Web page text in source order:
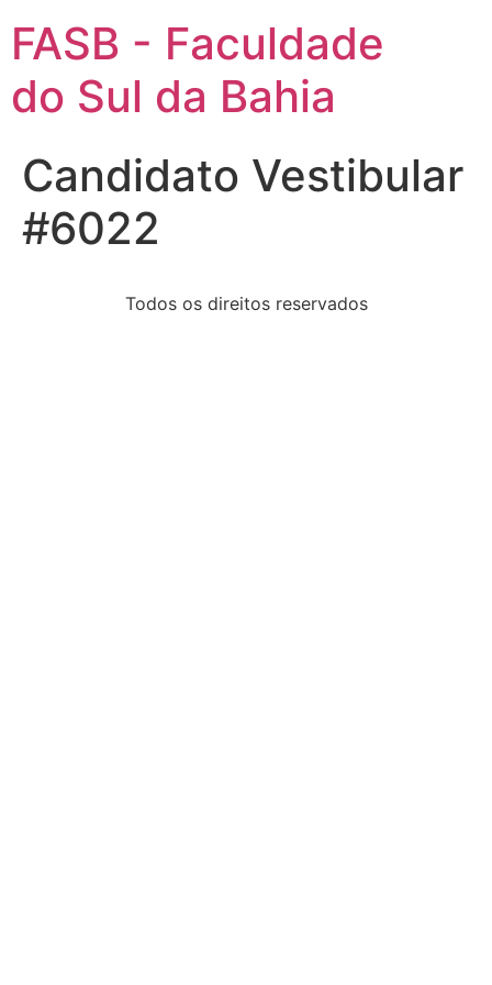
FASB - Faculdade
do Sul da Bahia
Candidato Vestibular
#6022
Todos os direitos reservados